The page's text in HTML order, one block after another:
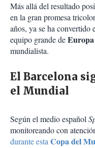
Más allá del resultado
en la gran promesa
años, ya se ha convertido
equipo grande deEuropa
mundialista.
El Barcelona
el Mundial
Según el medio español
monitoreando con
durante estaCopa del